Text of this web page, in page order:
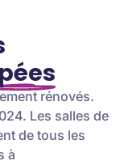
rénovés.
Les salles de
de tous les
à